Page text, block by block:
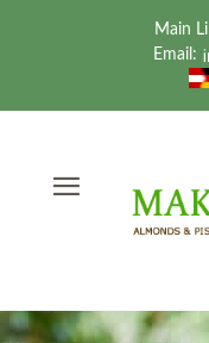
Main
Email: